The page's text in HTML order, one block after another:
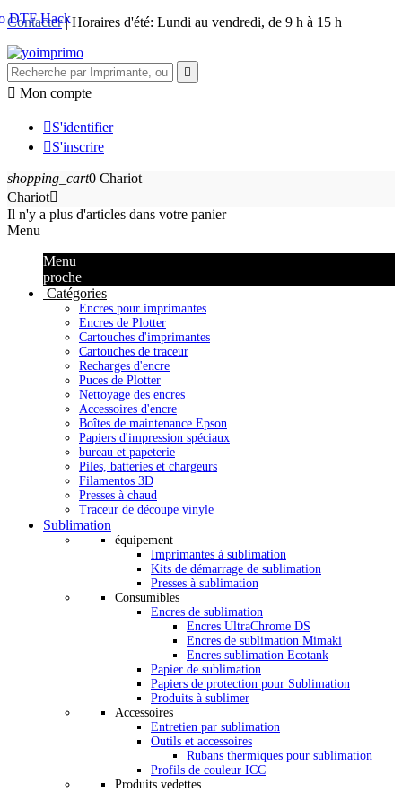
Contacter| Horaires d'été: Lundi au vendredi, de 9 h à 15 h

 Mon compte
S'identifier
S'inscrire
shopping_cart0 Chariot
Chariot
Il n'y a plus d'articles dans votre panier
Menu
Menu
proche
Catégories
Encres pour imprimantes
Encres de Plotter
Cartouches d'imprimantes
Cartouches de traceur
Recharges d'encre
Puces de Plotter
Nettoyage des encres
Accessoires d'encre
Boîtes de maintenance Epson
Papiers d'impression spéciaux
bureau et papeterie
Piles, batteries et chargeurs
Filamentos 3D
Presses à chaud
Traceur de découpe vinyle
Sublimation
équipement
Imprimantes à sublimation
Kits de démarrage de sublimation
Presses à sublimation
Consumibles
Encres de sublimation
Encres UltraChrome DS
Encres de sublimation Mimaki
Encres sublimation Ecotank
Papier de sublimation
Papiers de protection pour Sublimation
Produits à sublimer
Accessoires
Entretien par sublimation
Outils et accessoires
Rubans thermiques pour sublimation
Profils de couleur ICC
Produits vedettes